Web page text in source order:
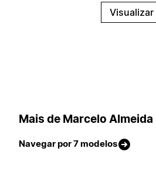
Visualizar
Mais de Marcelo Almeida
Navegar por 7 modelos